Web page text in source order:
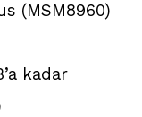
(MSM8960)
kadar